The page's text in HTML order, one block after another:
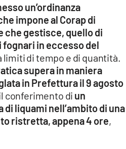
un’ordinanza
impone al Corap di
che gestisce, quello di
in eccesso del
limiti di tempo e di quantità.
supera in maniera
in Prefettura il 9 agosto
conferimento di un
di liquami nell’ambito di una
ristretta, appena 4 ore,